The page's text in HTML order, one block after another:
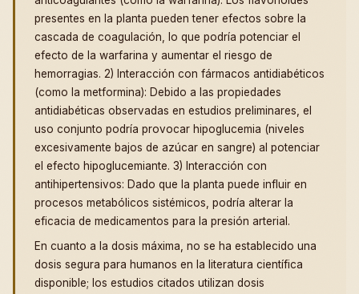
presentes en la planta pueden tener efectos sobre la
cascada de coagulación, lo que podría potenciar el
efecto de la warfarina y aumentar el riesgo de
hemorragias. 2) Interacción con fármacos antidiabéticos
(como la metformina): Debido a las propiedades
antidiabéticas observadas en estudios preliminares, el
uso conjunto podría provocar hipoglucemia (niveles
excesivamente bajos de azúcar en sangre) al potenciar
el efecto hipoglucemiante. 3) Interacción con
antihipertensivos: Dado que la planta puede influir en
procesos metabólicos sistémicos, podría alterar la
eficacia de medicamentos para la presión arterial.
En cuanto a la dosis máxima, no se ha establecido una
dosis segura para humanos en la literatura científica
disponible; los estudios citados utilizan dosis